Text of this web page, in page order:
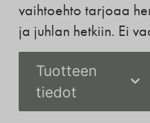
vaihtoehto tarjoaa
ja juhlan hetkiin. Ei
Tuotteen
tiedot